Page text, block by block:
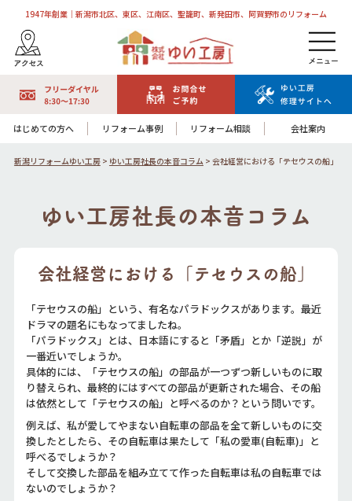
1947年創業｜新潟市北区、東区、江南区、聖籠町、新発田市、阿賀野市のリフォーム
はじめての方へ リフォーム事例 リフォーム相談 会社案内
新潟リフォームゆい工房> ゆい工房社長の本音コラム> 会社経営における「テセウスの船」
ゆい工房社長の本音コラム
会社経営における「テセウスの船」
「テセウスの船」という、有名なパラドックスがあります。最近
ドラマの題名にもなってましたね。
「パラドックス」とは、日本語にすると「矛盾」とか「逆説」が
一番近いでしょうか。
具体的には、「テセウスの船」の部品が一つずつ新しいものに取
り替えられ、最終的にはすべての部品が更新された場合、その船
は依然として「テセウスの船」と呼べるのか？という問いです。
例えば、私が愛してやまない自転車の部品を全て新しいものに交
換したとしたら、その自転車は果たして「私の愛車(自転車)」と
呼べるでしょうか？
そして交換した部品を組み立てて作った自転車は私の自転車では
ないのでしょうか？